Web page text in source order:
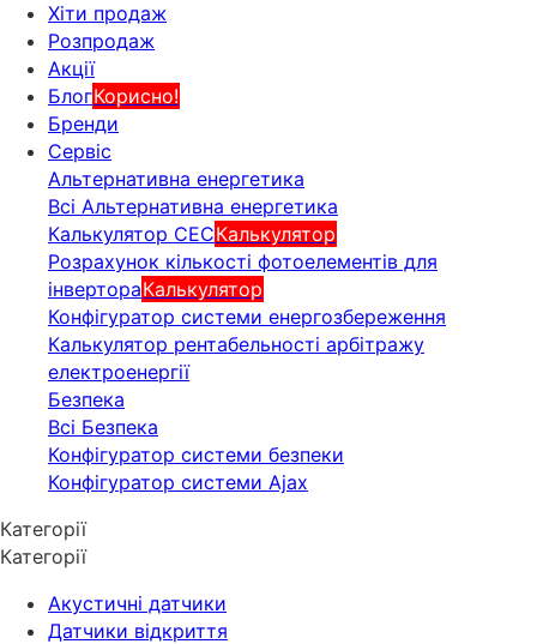
Хіти продаж
Розпродаж
Акції
БлогКорисно!
Бренди
Сервіс
Альтернативна енергетика
Всі Альтернативна енергетика
Калькулятор СЕСКалькулятор
Розрахунок кількості фотоелементів для
інвертораКалькулятор
Конфігуратор системи енергозбереження
Калькулятор рентабельності арбітражу
електроенергії
Безпека
Всі Безпека
Конфігуратор системи безпеки
Конфігуратор системи Ajax
Категорії
Категорії
Акустичні датчики
Датчики відкриття